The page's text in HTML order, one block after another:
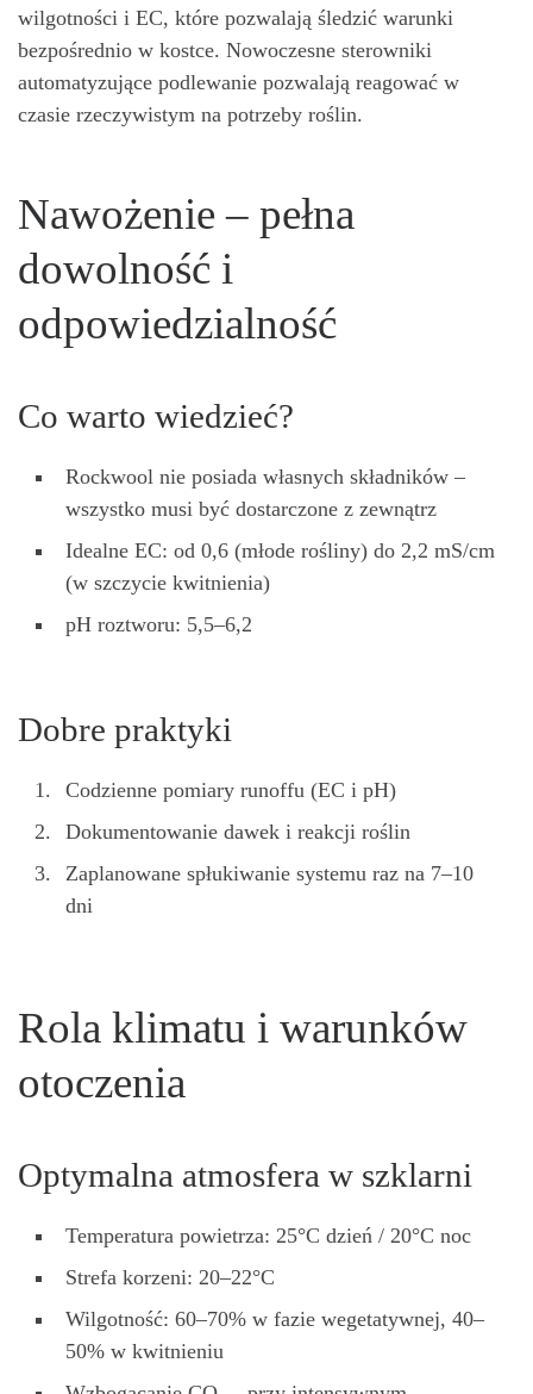
wilgotności i EC, które pozwalają śledzić warunki
bezpośrednio w kostce. Nowoczesne sterowniki
automatyzujące podlewanie pozwalają reagować w
czasie rzeczywistym na potrzeby roślin.
Nawożenie – pełna
dowolność i
odpowiedzialność
Co warto wiedzieć?
Rockwool nie posiada własnych składników –
wszystko musi być dostarczone z zewnątrz
Idealne EC: od 0,6 (młode rośliny) do 2,2 mS/cm
(w szczycie kwitnienia)
pH roztworu: 5,5–6,2
Dobre praktyki
Codzienne pomiary runoffu (EC i pH)
Dokumentowanie dawek i reakcji roślin
Zaplanowane spłukiwanie systemu raz na 7–10
dni
Rola klimatu i warunków
otoczenia
Optymalna atmosfera w szklarni
Temperatura powietrza: 25°C dzień / 20°C noc
Strefa korzeni: 20–22°C
Wilgotność: 60–70% w fazie wegetatywnej, 40–
50% w kwitnieniu